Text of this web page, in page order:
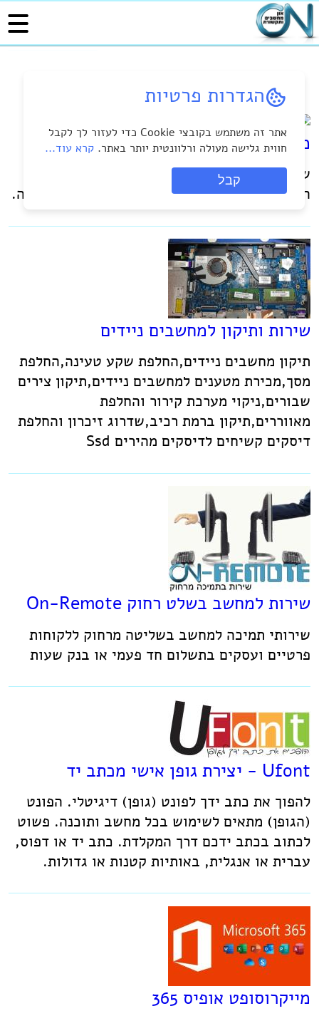
הגדרות פרטיות
אתר זה משתמש בקובצי Cookie כדי לעזור לך לקבל
חווית גלישה מעולה ורלוונטית יותר באתר. קרא עוד...
קבל
מעבדה לתיקון מחשבים
שירות תיקונים למחשבים נייחים וניידים מכל
הסוגים והיצרנים. שירות בבית הלקוח או במעבדה.
שירות ותיקון למחשבים ניידים
תיקון מחשבים ניידים,החלפת שקע טעינה,החלפת
מסך,מכירת מטענים למחשבים ניידים,תיקון צירים
שבורים,ניקוי מערכת קירור והחלפת
מאווררים,תיקון ברמת רכיב,שדרוג זיכרון והחלפת
דיסקים קשיחים לדיסקים מהירים Ssd
שירות למחשב בשלט רחוק On-Remote
שירותי תמיכה למחשב בשליטה מרחוק ללקוחות
פרטיים ועסקים בתשלום חד פעמי או בנק שעות
Ufont - יצירת גופן אישי מכתב יד
להפוך את כתב ידך לפונט (גופן) דיגיטלי. הפונט
(הגופן) מתאים לשימוש בכל מחשב ותוכנה. פשוט
לכתוב בכתב ידכם דרך המקלדת. כתב יד או דפוס,
עברית או אנגלית, באותיות קטנות או גדולות.
מייקרוסופט אופיס 365